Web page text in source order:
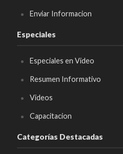
Enviar Informacion
Especiales
Especiales en Video
Resumen Informativo
Videos
Capacitacion
Categorías Destacadas